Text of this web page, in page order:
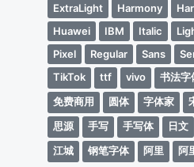
ExtraLight
Harmony
Huawei
IBM Italic
Pixel
Regular Sans
TikTok
ttf vivo 书法字
免费商用
圆体 字体家
思源
手写 手写体 日文
江城
钢笔字体 阿里 阿